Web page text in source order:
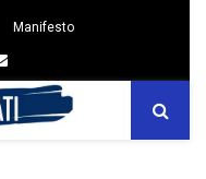
Manifesto
Email